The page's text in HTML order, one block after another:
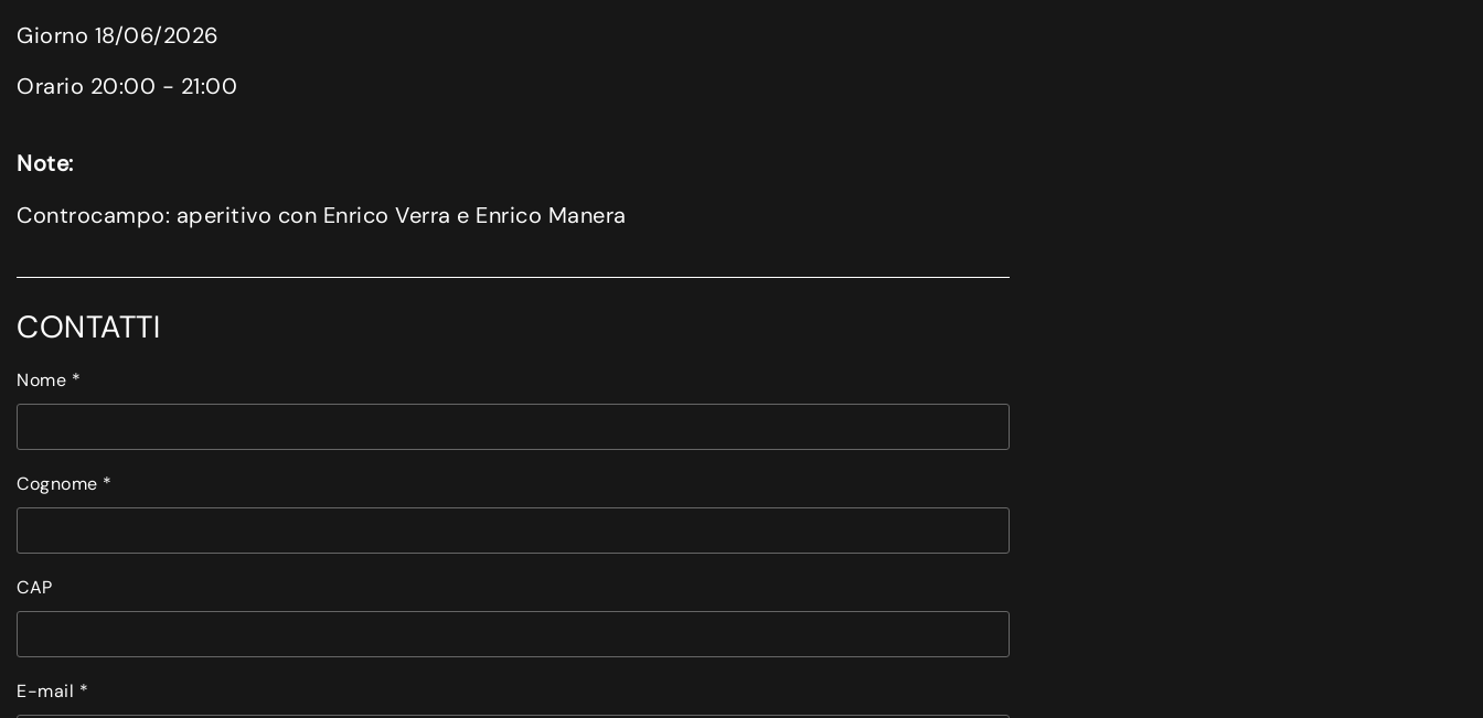
Giorno 18/06/2026
Orario 20:00 - 21:00
Note:
Controcampo: aperitivo con Enrico Verra e Enrico Manera
CONTATTI
Nome *
Cognome *
CAP
E-mail *